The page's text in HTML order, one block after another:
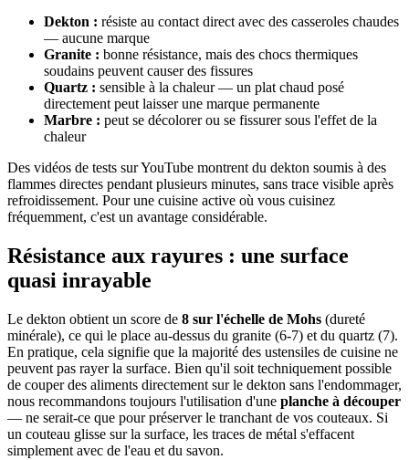
Dekton : résiste au contact direct avec des casseroles chaudes
— aucune marque
Granite : bonne résistance, mais des chocs thermiques
soudains peuvent causer des fissures
Quartz : sensible à la chaleur — un plat chaud posé
directement peut laisser une marque permanente
Marbre : peut se décolorer ou se fissurer sous l'effet de la
chaleur
Des vidéos de tests sur YouTube montrent du dekton soumis à des
flammes directes pendant plusieurs minutes, sans trace visible après
refroidissement. Pour une cuisine active où vous cuisinez
fréquemment, c'est un avantage considérable.
Résistance aux rayures : une surface
quasi inrayable
Le dekton obtient un score de 8 sur l'échelle de Mohs (dureté
minérale), ce qui le place au-dessus du granite (6-7) et du quartz (7).
En pratique, cela signifie que la majorité des ustensiles de cuisine ne
peuvent pas rayer la surface. Bien qu'il soit techniquement possible
de couper des aliments directement sur le dekton sans l'endommager,
nous recommandons toujours l'utilisation d'une planche à découper
— ne serait-ce que pour préserver le tranchant de vos couteaux. Si
un couteau glisse sur la surface, les traces de métal s'effacent
simplement avec de l'eau et du savon.